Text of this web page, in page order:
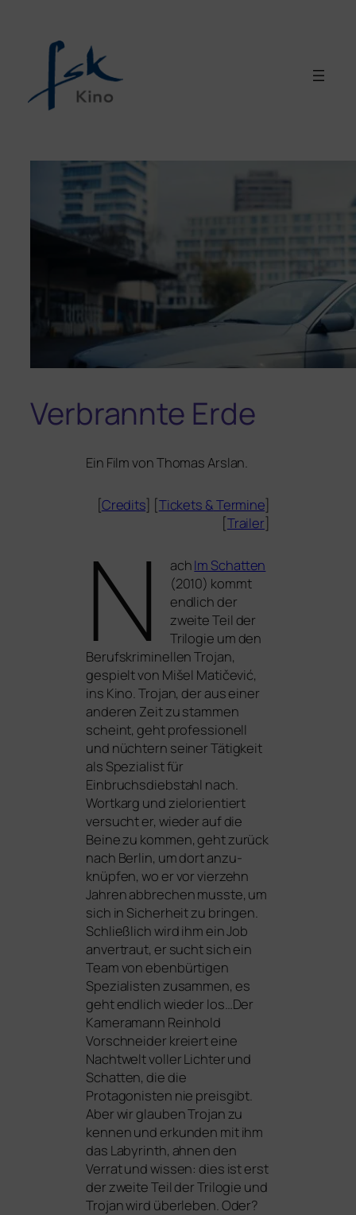
Verbrannte Erde
Ein Film von Thomas Arslan.
[Credits] [Tickets &Termine]
[Trailer]
N achIm Schatten
(2010) kommt
end­lich der
zwei­te Teil der
Trilogie um den
Berufskriminellen Trojan,
gespielt von Mišel Matičević,
ins Kino. Trojan, der aus einer
ande­ren Zeit zu stam­men
scheint, geht pro­fes­sio­nell
und nüch­tern sei­ner Tätigkeit
als Spezialist für
Einbruchsdiebstahl nach.
Wortkarg und ziel­ori­en­tiert
ver­sucht er, wie­der auf die
Beine zu kom­men, geht zurück
nach Berlin, um dort anzu­
knüp­fen, wo er vor vier­zehn
Jahren abbre­chen muss­te, um
sich in Sicherheit zu brin­gen.
Schließlich wird ihm ein Job
anver­traut, er sucht sich ein
Team von eben­bür­ti­gen
Spezialisten zusam­men, es
geht end­lich wie­der los…Der
Kameramann Reinhold
Vorschneider kre­iert eine
Nachtwelt vol­ler Lichter und
Schatten, die die
Protagonisten nie preis­gibt.
Aber wir glau­ben Trojan zu
ken­nen und erkun­den mit ihm
das Labyrinth, ahnen den
Verrat und wis­sen: dies ist erst
der zwei­te Teil der Trilogie und
Trojan wird über­le­ben. Oder?